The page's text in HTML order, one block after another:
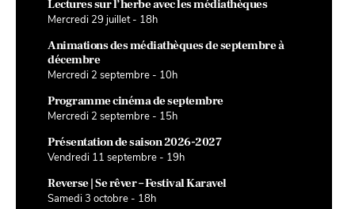
Lectures sur l’herbe avec les médiathèques
Mercredi 29 juillet - 18h
Animations des médiathèques de septembre à
décembre
Mercredi 2 septembre - 10h
Programme cinéma de septembre
Mercredi 2 septembre - 15h
Présentation de saison 2026-2027
Vendredi 11 septembre - 19h
Reverse | Se rêver – Festival Karavel
Samedi 3 octobre - 18h